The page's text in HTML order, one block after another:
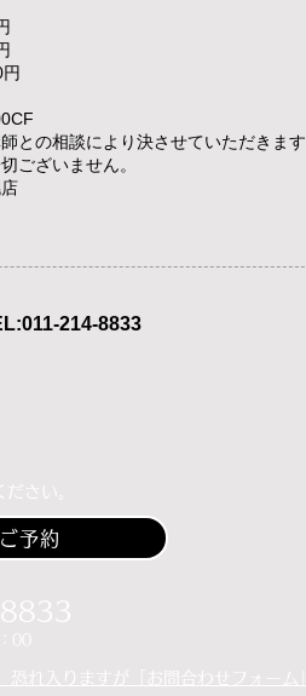
との相談により決させていただきます
ございません。
214-8833
さい。
予約
00
れ入りますが「お問合わせフォーム